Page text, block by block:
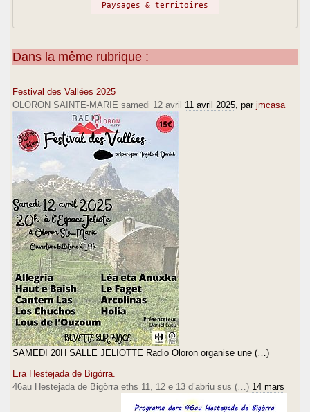
Paysages & territoires
Dans la même rubrique :
Festival des Vallées 2025
OLORON SAINTE-MARIE samedi 12 avril 11 avril 2025, par jmcasa
SAMEDI 20H SALLE JELIOTTE Radio Oloron organise une (…)
Era Hestejada de Bigòrra.
46au Hestejada de Bigòrra eths 11, 12 e 13 d’abriu sus (…) 14 mars